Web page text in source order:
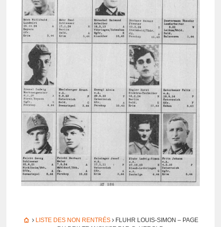
LISTE DES NON RENTRÉS
FLUHR LOUIS-SIMON – PAGE